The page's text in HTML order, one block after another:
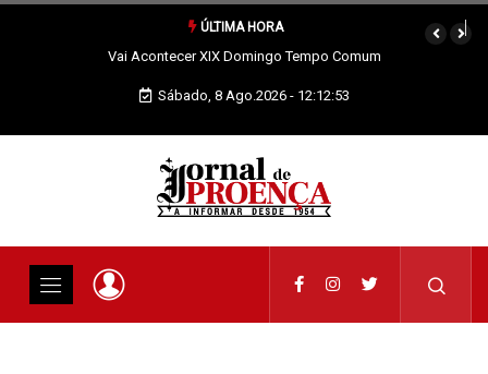
ÚLTIMA HORA
Vai Acontecer XIX Domingo Tempo Comum
Sábado, 8 Ago.2026 - 12:12:55